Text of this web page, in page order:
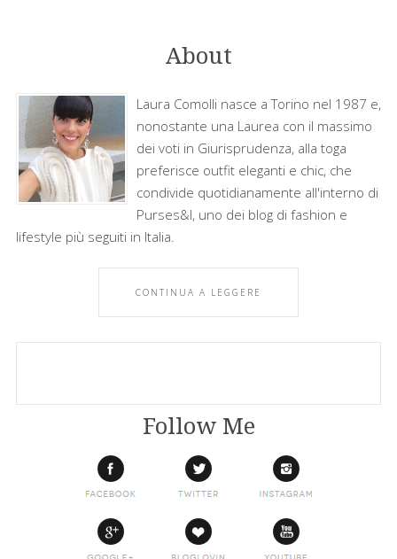
About
Laura Comolli nasce a Torino nel 1987 e,
nonostante una Laurea con il massimo
dei voti in Giurisprudenza, alla toga
preferisce outfit eleganti e chic, che
condivide quotidianamente all'interno di
Purses&I, uno dei blog di fashion e
lifestyle più seguiti in Italia.
CONTINUA A LEGGERE
Follow Me